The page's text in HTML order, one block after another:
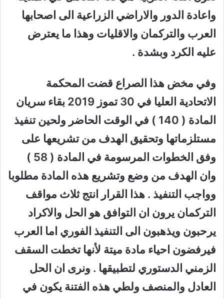
واعادة الدور والاراضي الزراعية الى اصحابها
العرب والتركمان والاقليات وهذا ما يعترض
عليه الكرد وبشدة .
وفي مخض هذا الصراع قضت المحكمة
الاتحادية العليا في 30 تموز 2019 بقاء سريان
المادة ( 140 ) في الوقت الحاضر ولحين تنفيذ
مستلزماتها وتحقيق الهدف من تشريعها على
وفق الخطوات المرسومة في المادة ( 58 )
وان الهدف من وضع وتشريع هذه المادة مطلوبا
وواجب التنفيذ . هذا القرار انتج ثلاث مواقف
التركمان يرون ان التوافق هو الحل والاكراد
يرحبون ويذهبون الى التنفيذ الفوري اما العرب
فيرفضون احياء مادة ميتة لأنها تخطت السقف
الزمني الدستوري لتطبيقها . ونرى ان الحل
العادل والمنصف ولطي هذه الفتنة يكون في